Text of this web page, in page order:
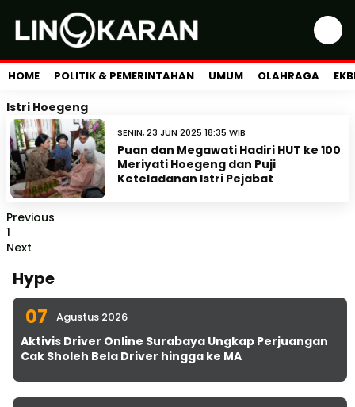
HOME POLITIK & PEMERINTAHAN UMUM OLAHRAGA
Istri Hoegeng
SENIN, 23 JUN 2025 18:35 WIB
Puan dan Megawati Hadiri HUT ke 100
Meriyati Hoegeng dan Puji
Keteladanan Istri Pejabat
Previous
1
Next
Hype
07 Agustus 2026
Aktivis Driver Online Surabaya Ungkap Perjuangan
Cak Sholeh Bela Driver hingga ke MA